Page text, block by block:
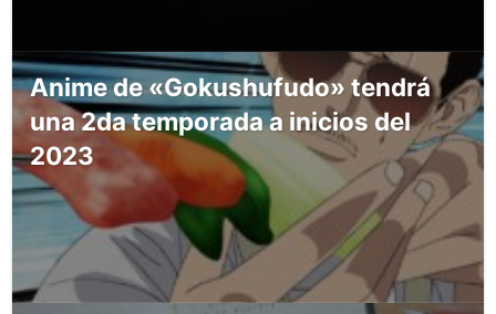
Anime de «Gokushufudo» tendrá
una 2da temporada a inicios del
2023